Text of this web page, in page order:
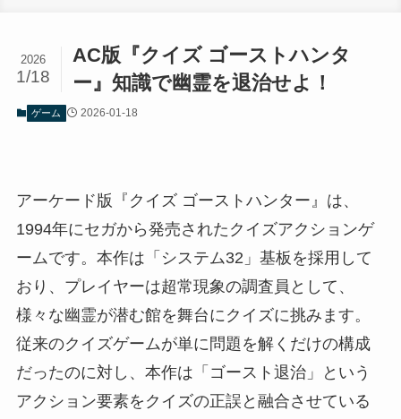
AC版『クイズ ゴーストハンタ
ー』知識で幽霊を退治せよ！
2026
1/18
ゲーム 2026-01-18
アーケード版『クイズ ゴーストハンター』は、
1994年にセガから発売されたクイズアクションゲ
ームです。本作は「システム32」基板を採用して
おり、プレイヤーは超常現象の調査員として、
様々な幽霊が潜む館を舞台にクイズに挑みます。
従来のクイズゲームが単に問題を解くだけの構成
だったのに対し、本作は「ゴースト退治」という
アクション要素をクイズの正誤と融合させている